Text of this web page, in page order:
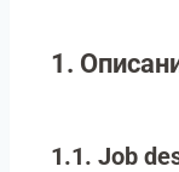
1.
1.1. Job